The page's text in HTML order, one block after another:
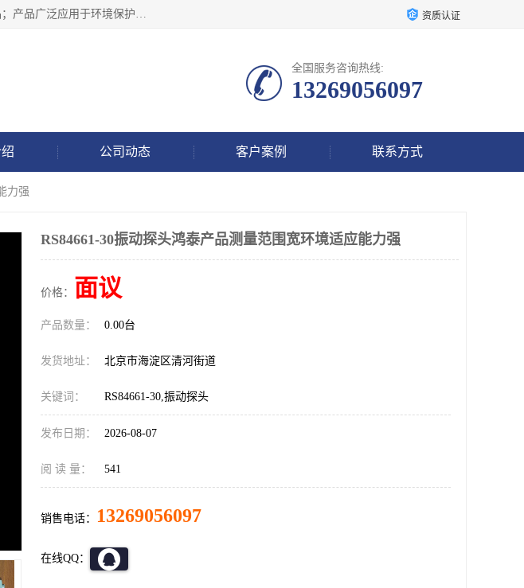
北京鸿泰顺达科技有限公司主要经营电子产品、机械设备、通讯设备、五金、交电等电子机械类产品；产品广泛应用于环境保护、石油化工、电力电子、冶金建筑、煤炭、农业、卫生防疫、教育科研等行业。并成功的与各地环境监测站、污水处理厂、卷烟厂、电厂、高校、科学院所、卫生防疫部门、煤矿、石化厂等用户建立了密切的合作关系。 资质认证
全国服务咨询热线:
13269056097
公司动态 客户案例 联系方式
力强
RS84661-30振动探头鸿泰产品测量范围宽环境适应能力强
价格： 面议
产品数量： 0.00台
发货地址： 北京市海淀区清河街道
关键词： RS84661-30,振动探头
发布日期： 2026-08-07
阅 读 量： 541
销售电话： 13269056097
在线QQ：